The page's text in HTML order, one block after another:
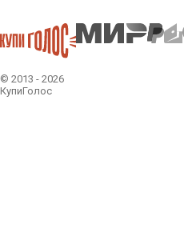
© 2013 - 2026
КупиГолос